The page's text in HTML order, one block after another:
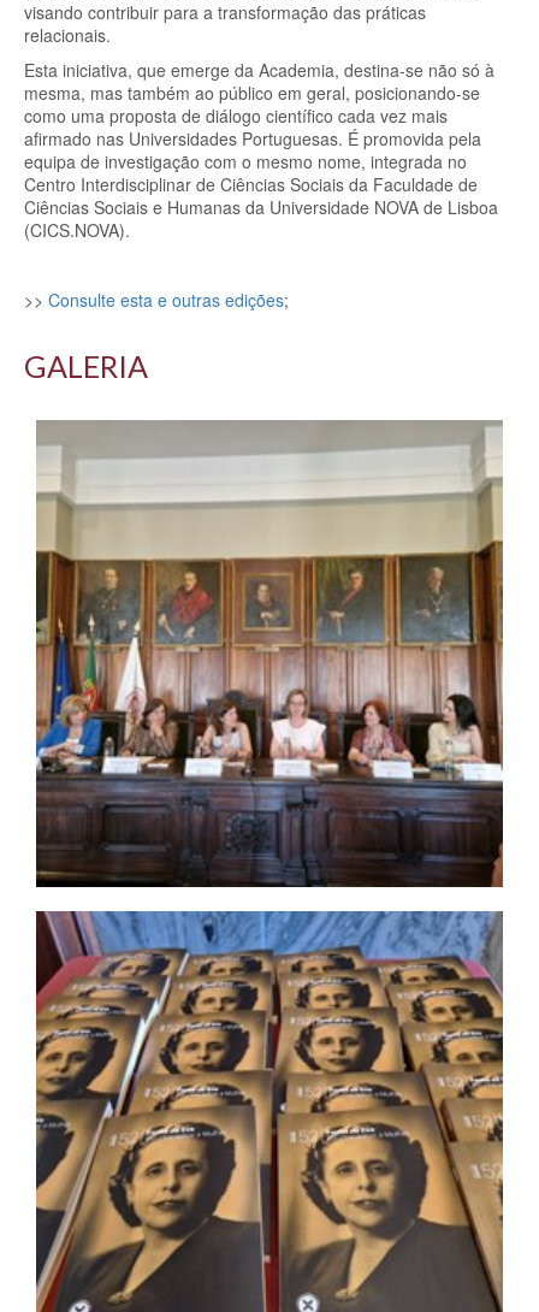
visando contribuir para a transformação das práticas
relacionais.
Esta iniciativa, que emerge da Academia, destina-se não só à
mesma, mas também ao público em geral, posicionando-se
como uma proposta de diálogo científico cada vez mais
afirmado nas Universidades Portuguesas. É promovida pela
equipa de investigação com o mesmo nome, integrada no
Centro Interdisciplinar de Ciências Sociais da Faculdade de
Ciências Sociais e Humanas da Universidade NOVA de Lisboa
(CICS.NOVA).
>> Consulte esta e outras edições;
GALERIA